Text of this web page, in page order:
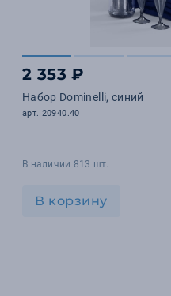
2 353 ₽
Набор Dominelli, синий
арт. 20940.40
В наличии 813 шт.
В корзину